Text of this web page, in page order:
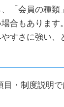
「会員の種類
合もあります
すさに強い、
目・制度説明